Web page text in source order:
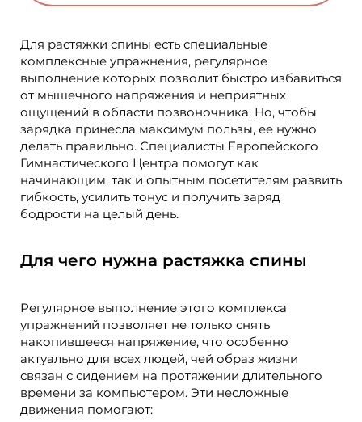
Для растяжки спины есть специальные
комплексные упражнения, регулярное
выполнение которых позволит быстро избавиться
от мышечного напряжения и неприятных
ощущений в области позвоночника. Но, чтобы
зарядка принесла максимум пользы, ее нужно
делать правильно. Специалисты Европейского
Гимнастического Центра помогут как
начинающим, так и опытным посетителям развить
гибкость, усилить тонус и получить заряд
бодрости на целый день.
Для чего нужна растяжка спины
Регулярное выполнение этого комплекса
упражнений позволяет не только снять
накопившееся напряжение, что особенно
актуально для всех людей, чей образ жизни
связан с сидением на протяжении длительного
времени за компьютером. Эти несложные
движения помогают: